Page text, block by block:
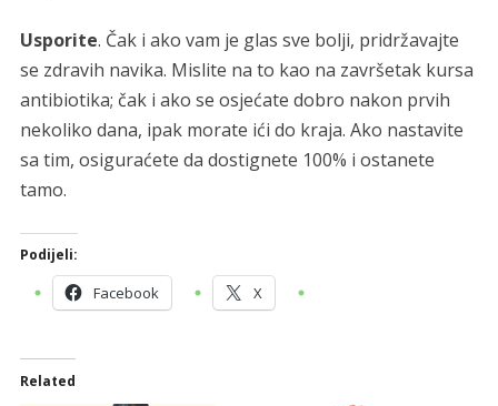
Usporite. Čak i ako vam je glas sve bolji, pridržavajte
se zdravih navika. Mislite na to kao na završetak kursa
antibiotika; čak i ako se osjećate dobro nakon prvih
nekoliko dana, ipak morate ići do kraja. Ako nastavite
sa tim, osiguraćete da dostignete 100% i ostanete
tamo.
Podijeli:
Facebook X
Related